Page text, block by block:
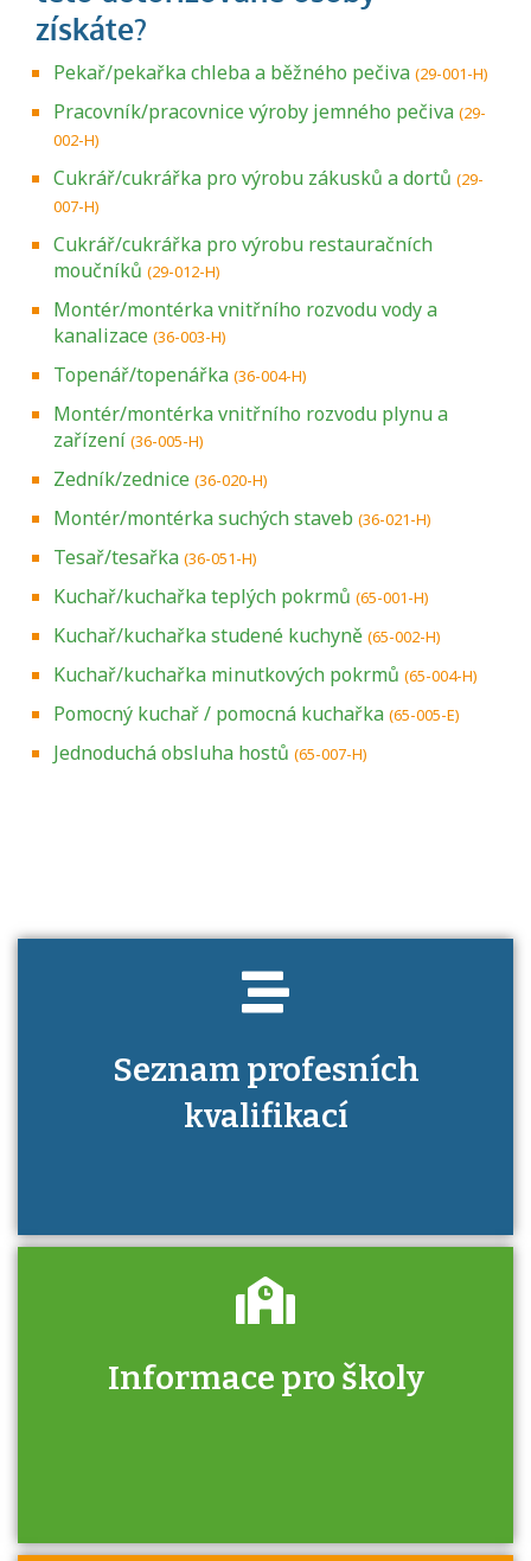
Pekař/pekařka chleba a běžného pečiva (29-001-H)
Pracovník/pracovnice výroby jemného pečiva (29-
002-H)
Cukrář/cukrářka pro výrobu zákusků a dortů (29-
007-H)
Cukrář/cukrářka pro výrobu restauračních
moučníků (29-012-H)
Montér/montérka vnitřního rozvodu vody a
kanalizace (36-003-H)
Topenář/topenářka (36-004-H)
Montér/montérka vnitřního rozvodu plynu a
zařízení (36-005-H)
Zedník/zednice (36-020-H)
Montér/montérka suchých staveb (36-021-H)
Tesař/tesařka (36-051-H)
Kuchař/kuchařka teplých pokrmů (65-001-H)
Kuchař/kuchařka studené kuchyně (65-002-H)
Kuchař/kuchařka minutkových pokrmů (65-004-H)
Pomocný kuchař / pomocná kuchařka (65-005-E)
Jednoduchá obsluha hostů (65-007-H)
Seznam profesních
kvalifikací
Projděte si seznam profesních kvalifikací.
Informace pro školy
Zjistěte, jak se přihlásit ke zkoušce a kde